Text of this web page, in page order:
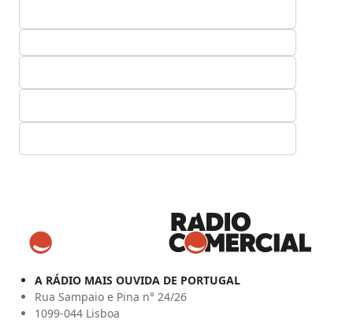
A RÁDIO MAIS OUVIDA DE PORTUGAL
Rua Sampaio e Pina n° 24/26
1099-044 Lisboa